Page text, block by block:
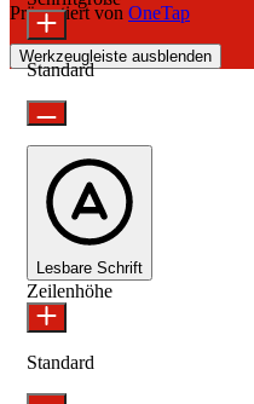
Präsentiert von OneTap
Werkzeugleiste ausblenden
Standard
Lesbare Schrift
Zeilenhöhe
Standard